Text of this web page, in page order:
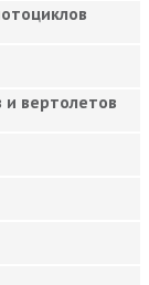
вертолетов